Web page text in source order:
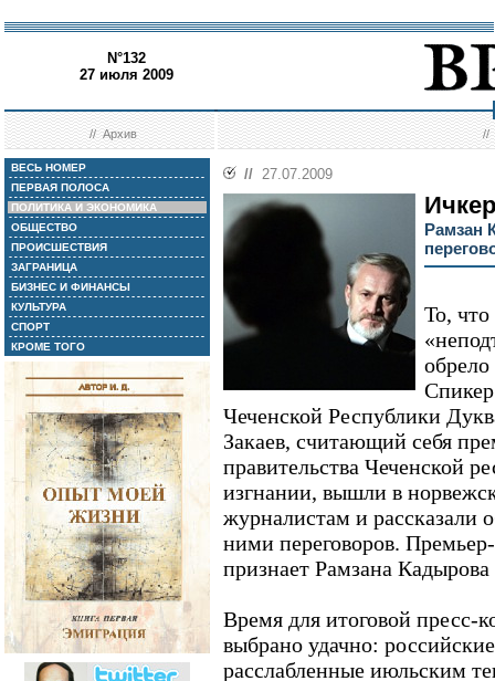
N°132
27 июля 2009
//Архив //
ВЕСЬ НОМЕР
ПЕРВАЯ ПОЛОСА
ПОЛИТИКА И ЭКОНОМИКА
ОБЩЕСТВО
ПРОИСШЕСТВИЯ
ЗАГРАНИЦА
БИЗНЕС И ФИНАНСЫ
КУЛЬТУРА
СПОРТ
КРОМЕ ТОГО
// 27.07.2009
Рамзан
То,
Чеченской Республики
Закаев, считающий себя
правительства Чеченской
изгнании, вышли в
журналистам и рассказали
ними переговоров.
признает Рамзана
Время для итоговой пресс-
выбрано удачно:
расслабленные июльским